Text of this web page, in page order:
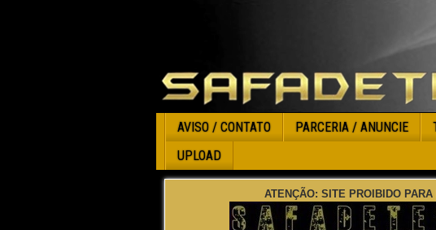
AVISO / CONTATO PARCERIA / ANUNCIE
UPLOAD
ATENÇÃO: SITE PROIBIDO